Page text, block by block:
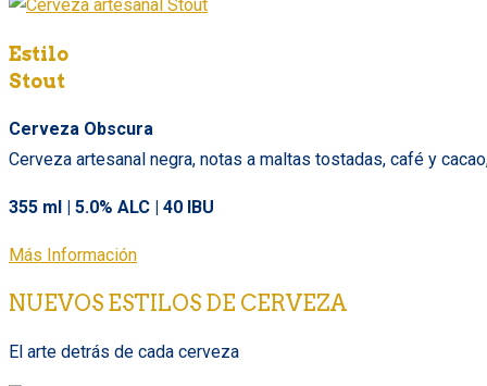
Estilo
Stout
Cerveza Obscura
Cerveza artesanal negra, notas a maltas tostadas, café y
355 ml | 5.0% ALC | 40 IBU
Más Información
NUEVOS ESTILOS DE CERVEZA
El arte detrás de cada cerveza